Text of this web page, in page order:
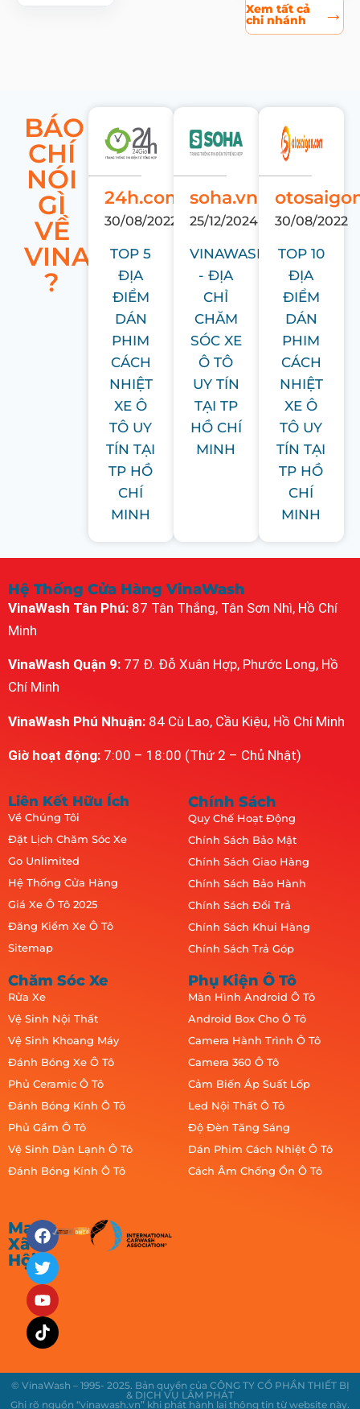
Xem tất cả
chi nhánh →
BÁO
CHÍ
NÓI
GÌ
VỀ
VINAWASH
?
24h.com.vn
30/08/2022
TOP 5
ĐỊA
ĐIỂM
DÁN
PHIM
CÁCH
NHIỆT
XE Ô
TÔ UY
TÍN TẠI
TP HỒ
CHÍ
MINH
soha.vn
25/12/2024
VINAWASH
- ĐỊA
CHỈ
CHĂM
SÓC XE
Ô TÔ
UY TÍN
TẠI TP
HỒ CHÍ
MINH
30/08/2022
TOP 10
ĐỊA
ĐIỂM
DÁN
PHIM
CÁCH
NHIỆT
XE Ô
TÔ UY
TÍN TẠI
TP HỒ
CHÍ
MINH
Hệ Thống Cửa Hàng VinaWash
VinaWash Tân Phú: 87 Tân Thắng, Tân Sơn Nhì, Hồ Chí
Minh
VinaWash Quận 9: 77 Đ. Đỗ Xuân Hợp, Phước Long, Hồ
Chí Minh
VinaWash Phú Nhuận: 84 Cù Lao, Cầu Kiệu, Hồ Chí Minh
Giờ hoạt động: 7:00 – 18:00 (Thứ 2 – Chủ Nhật)
Liên Kết Hữu Ích
Về Chúng Tôi
Đặt Lịch Chăm Sóc Xe
Go Unlimited
Hệ Thống Cửa Hàng
Giá Xe Ô Tô 2025
Đăng Kiểm Xe Ô Tô
Sitemap
Chính Sách
Quy Chế Hoạt Động
Chính Sách Bảo Mật
Chính Sách Giao Hàng
Chính Sách Bảo Hành
Chính Sách Đổi Trả
Chính Sách Khui Hàng
Chính Sách Trả Góp
Chăm Sóc Xe
Rửa Xe
Vệ Sinh Nội Thất
Vệ Sinh Khoang Máy
Đánh Bóng Xe Ô Tô
Phủ Ceramic Ô Tô
Đánh Bóng Kính Ô Tô
Phủ Gầm Ô Tô
Vệ Sinh Dàn Lạnh Ô Tô
Đánh Bóng Kính Ô Tô
Phụ Kiện Ô Tô
Màn Hình Android Ô Tô
Android Box Cho Ô Tô
Camera Hành Trình Ô Tô
Camera 360 Ô Tô
Cảm Biến Áp Suất Lốp
Led Nội Thất Ô Tô
Độ Đèn Tăng Sáng
Dán Phim Cách Nhiệt Ô Tô
Cách Âm Chống Ồn Ô Tô
Mạng
Xã
Hội
© VinaWash – 1995- 2025. Bản quyền của CÔNG TY CỔ PHẦN THIẾT BỊ
& DỊCH VỤ LÂM PHÁT
Ghi rõ nguồn “vinawash.vn” khi phát hành lại thông tin từ website này.